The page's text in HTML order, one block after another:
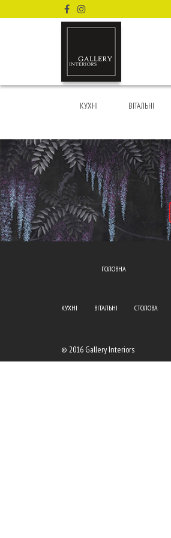
КУХНІ ВІТАЛЬНІ
ГОЛОВНА
КУХНІ ВІТАЛЬНІ СТОЛОВА
© 2016 Gallery Interiors